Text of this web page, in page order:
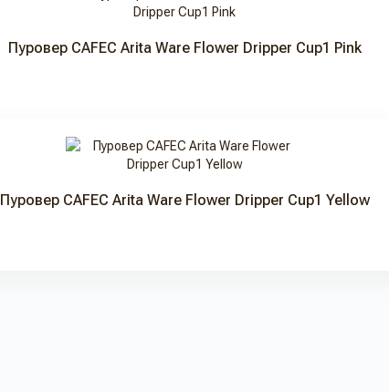
Пуровер CAFEC Arita Ware Flower Dripper Cup1 Pink
Пуровер CAFEC Arita Ware Flower Dripper Cup1 Yellow